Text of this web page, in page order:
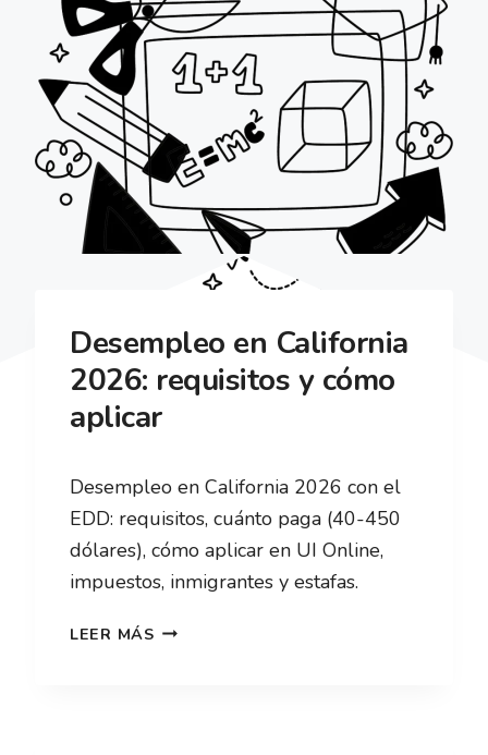
Desempleo en California
2026: requisitos y cómo
aplicar
Desempleo en California 2026 con el
EDD: requisitos, cuánto paga (40-450
dólares), cómo aplicar en UI Online,
impuestos, inmigrantes y estafas.
LEER MÁSDESEMPLEO